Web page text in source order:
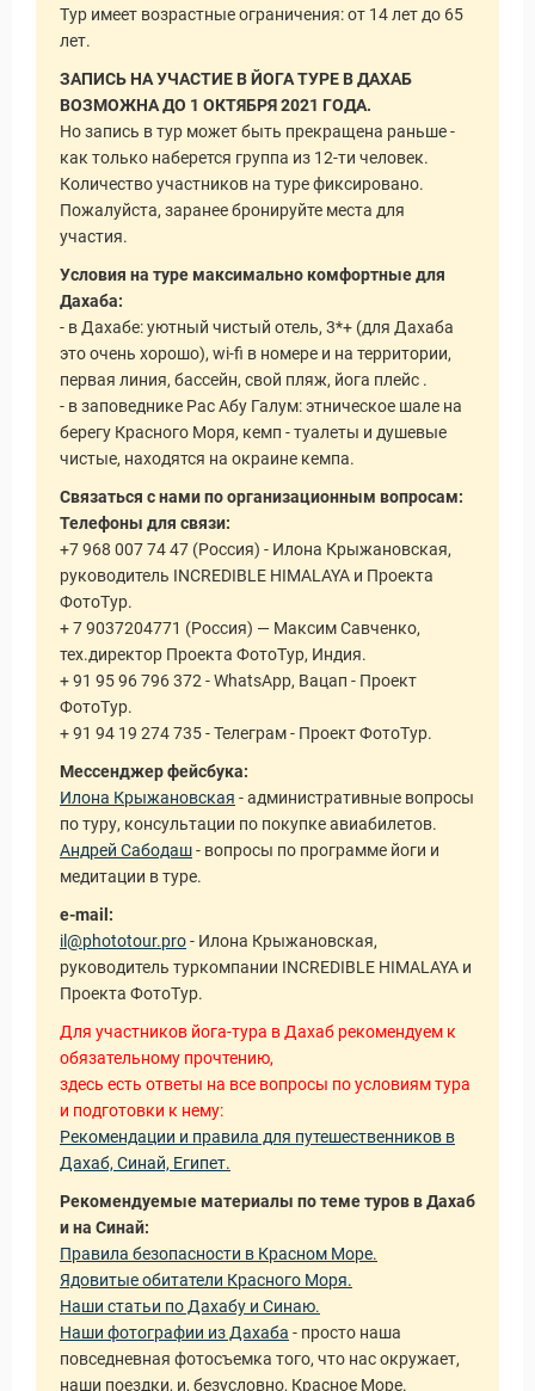
Тур имеет возрастные ограничения: от 14 лет до 65
лет.
ЗАПИСЬ НА УЧАСТИЕ В ЙОГА ТУРЕ В ДАХАБ
ВОЗМОЖНА ДО 1 ОКТЯБРЯ 2021 ГОДА.
Но запись в тур может быть прекращена раньше -
как только наберется группа из 12-ти человек.
Количество участников на туре фиксировано.
Пожалуйста, заранее бронируйте места для
участия.
Условия на туре максимально комфортные для
Дахаба:
- в Дахабе: уютный чистый отель, 3*+ (для Дахаба
это очень хорошо), wi-fi в номере и на территории,
первая линия, бассейн, свой пляж, йога плейс .
- в заповеднике Рас Абу Галум: этническое шале на
берегу Красного Моря, кемп - туалеты и душевые
чистые, находятся на окраине кемпа.
Связаться с нами по организационным вопросам:
Телефоны для связи:
+7 968 007 74 47 (Россия) - Илона Крыжановская,
руководитель INCREDIBLE HIMALAYA и Проекта
ФотоТур.
+ 7 9037204771 (Россия) — Максим Савченко,
тех.директор Проекта ФотоТур, Индия.
+ 91 95 96 796 372 - WhatsApp, Вацап - Проект
ФотоТур.
+ 91 94 19 274 735 - Телеграм - Проект ФотоТур.
Мессенджер фейсбука:
Илона Крыжановская - административные вопросы
по туру, консультации по покупке авиабилетов.
Андрей Сабодаш- вопросы по программе йоги и
медитации в туре.
e-mail:
il@phototour.pro- Илона Крыжановская,
руководитель туркомпании INCREDIBLE HIMALAYA и
Проекта ФотоТур.
Для участников йога-тура в Дахаб рекомендуем к
обязательному прочтению,
здесь есть ответы на все вопросы по условиям тура
и подготовки к нему:
Рекомендации и правила для путешественников в
Дахаб, Синай, Египет.
Рекомендуемые материалы по теме туров в Дахаб
и на Синай:
Правила безопасности в Красном Море.
Ядовитые обитатели Красного Моря.
Наши статьи по Дахабу и Синаю.
Наши фотографии из Дахаба - просто наша
повседневная фотосъемка того, что нас окружает,
наши поездки, и, безусловно, Красное Море.